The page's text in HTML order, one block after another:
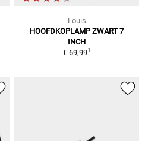
Louis
HOOFDKOPLAMP ZWART 7
INCH
€ 69,991